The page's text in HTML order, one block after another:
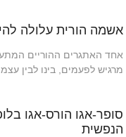
אשמה הורית עלולה
אחד האתגרים ההוריים
מרגיש לפעמים, בינו לבין
סופר-אגו הורס-אגו
הנפשית